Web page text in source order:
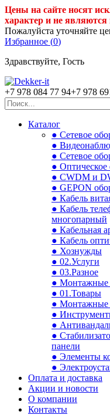
Цены на сайте носят
характер и не
Пожалуйста уточняйте
Избранное (0)
Здравствуйте, Гость
+7 978 084 77 94+7 978
Каталог
● Сетевое
●
● Сетевое
● Оптическое
● CWDM и
● GEPON
● Кабель
● Кабель
многопарный
● Кабельная
● Кабель
● Хознужды
● 02.Услуги
● 03.Разное
● Монтажные
● 01.Товары
● Монтажные
●
●
●
панели
● Элементы
●
Оплата и доставка
Акции и новости
О компании
Контакты